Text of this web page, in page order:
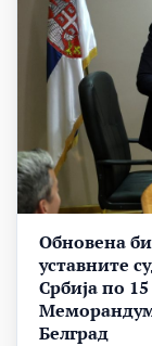
Обновена
уставните
Србија по
Меморандум
Белград